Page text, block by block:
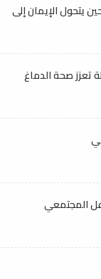
يتحول الإيمان إلى
تعزز صحة الدماغ
المجتمعي